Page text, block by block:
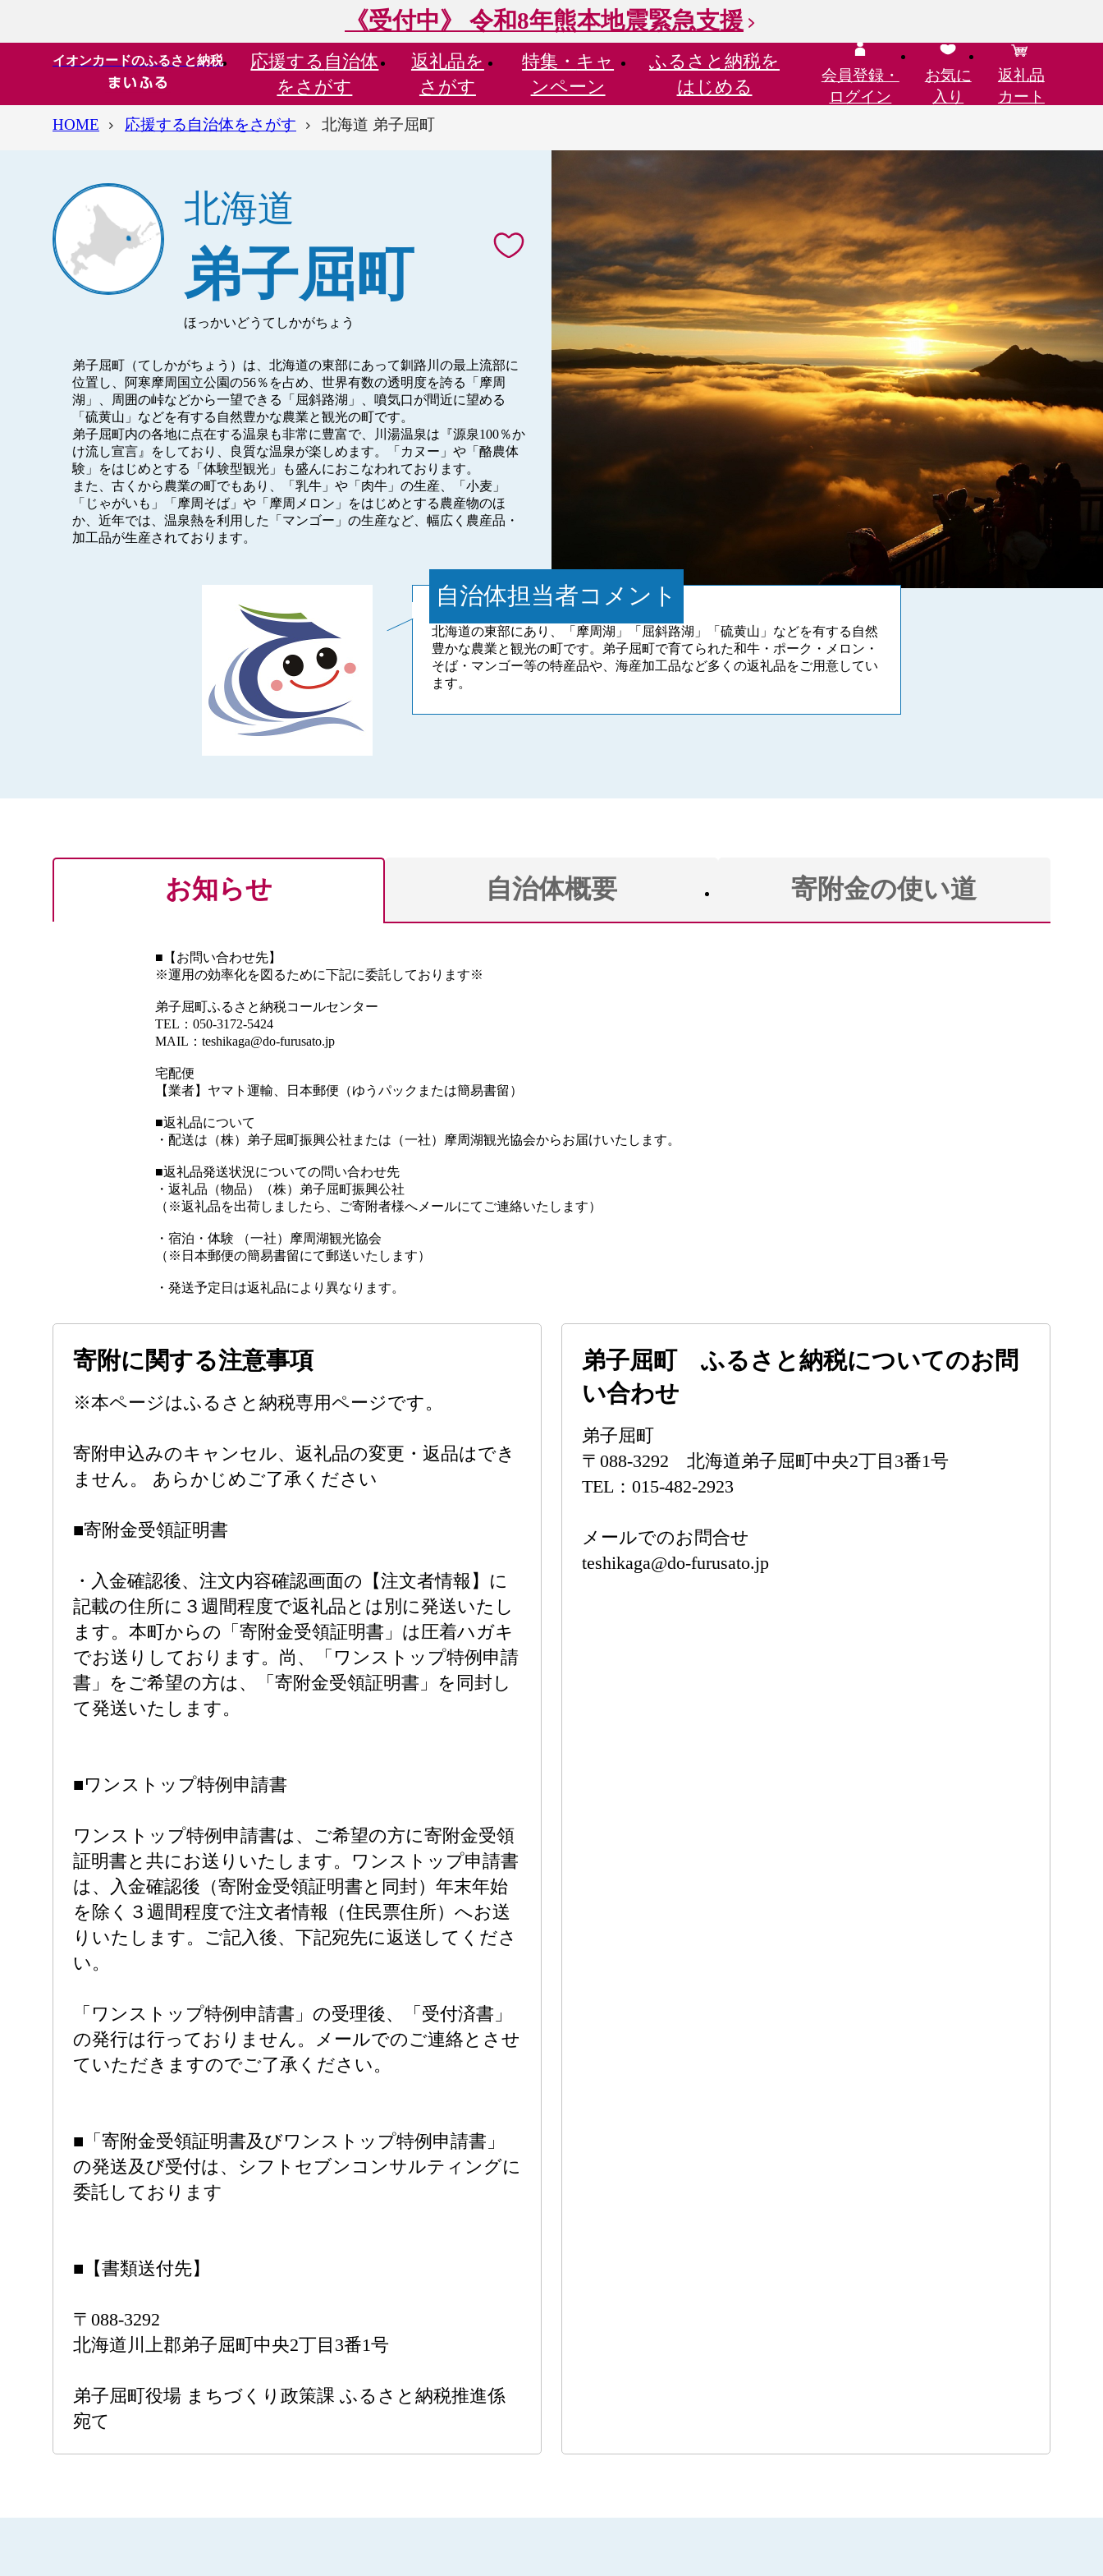
《受付中》 令和8年熊本地震緊急支援
イオンカードのふるさと納税 応援する 自治体
をさがす
返礼品を
さがす
特集・ キャ
ンペーン
ふるさと納税を
はじめる
会員登録・
ログイン
お気に
入り
返礼品
カート
HOME
応援する自治体をさがす 北海道 弟子屈町
北海道
弟子屈町
ほっかいどうてしかがちょう
弟子屈町（てしかがちょう）は、北海道の東部にあって釧路川の最上流部に
位置し、阿寒摩周国立公園の56％を占め、世界有数の透明度を誇る「摩周
湖」、周囲の峠などから一望できる「屈斜路湖」、噴気口が間近に望める
「硫黄山」などを有する自然豊かな農業と観光の町です。
弟子屈町内の各地に点在する温泉も非常に豊富で、川湯温泉は『源泉100％か
け流し宣言』をしており、良質な温泉が楽しめます。「カヌー」や「酪農体
験」をはじめとする「体験型観光」も盛んにおこなわれております。
また、古くから農業の町でもあり、「乳牛」や「肉牛」の生産、「小麦」
「じゃがいも」「摩周そば」や「摩周メロン」をはじめとする農産物のほ
か、近年では、温泉熱を利用した「マンゴー」の生産など、幅広く農産品・
加工品が生産されております。
自治体担当者コメント
北海道の東部にあり、「摩周湖」「屈斜路湖」「硫黄山」などを有する自然
豊かな農業と観光の町です。弟子屈町で育てられた和牛・ポーク・メロン・
そば・マンゴー等の特産品や、海産加工品など多くの返礼品をご用意してい
ます。
お知らせ
■【お問い合わせ先】
※運用の効率化を図るために下記に委託しております※
弟子屈町ふるさと納税コールセンター
TEL：050-3172-5424
MAIL：teshikaga@do-furusato.jp
宅配便
【業者】ヤマト運輸、日本郵便（ゆうパックまたは簡易書留）
■返礼品について
・配送は（株）弟子屈町振興公社または（一社）摩周湖観光協会からお届けいたします。
■返礼品発送状況についての問い合わせ先
・返礼品（物品）（株）弟子屈町振興公社
（※返礼品を出荷しましたら、ご寄附者様へメールにてご連絡いたします）
・宿泊・体験 （一社）摩周湖観光協会
（※日本郵便の簡易書留にて郵送いたします）
・発送予定日は返礼品により異なります。
自治体概要 寄附金の使い道
寄附に関する注意事項
※本ページはふるさと納税専用ページです。
寄附申込みのキャンセル、返礼品の変更・返品はでき
ません。 あらかじめご了承ください
■寄附金受領証明書
・入金確認後、注文内容確認画面の【注文者情報】に
記載の住所に３週間程度で返礼品とは別に発送いたし
ます。本町からの「寄附金受領証明書」は圧着ハガキ
でお送りしております。尚、「ワンストップ特例申請
書」をご希望の方は、「寄附金受領証明書」を同封し
て発送いたします。
■ワンストップ特例申請書
ワンストップ特例申請書は、ご希望の方に寄附金受領
証明書と共にお送りいたします。ワンストップ申請書
は、入金確認後（寄附金受領証明書と同封）年末年始
を除く３週間程度で注文者情報（住民票住所）へお送
りいたします。ご記入後、下記宛先に返送してくださ
い。
「ワンストップ特例申請書」の受理後、「受付済書」
の発行は行っておりません。メールでのご連絡とさせ
ていただきますのでご了承ください。
■「寄附金受領証明書及びワンストップ特例申請書」
の発送及び受付は、シフトセブンコンサルティングに
委託しております
■【書類送付先】
〒088-3292
北海道川上郡弟子屈町中央2丁目3番1号
弟子屈町役場 まちづくり政策課 ふるさと納税推進係
宛て
弟子屈町 ふるさと納税についてのお問
い合わせ
弟子屈町
〒088-3292 北海道弟子屈町中央2丁目3番1号
TEL：015-482-2923
メールでのお問合せ
teshikaga@do-furusato.jp